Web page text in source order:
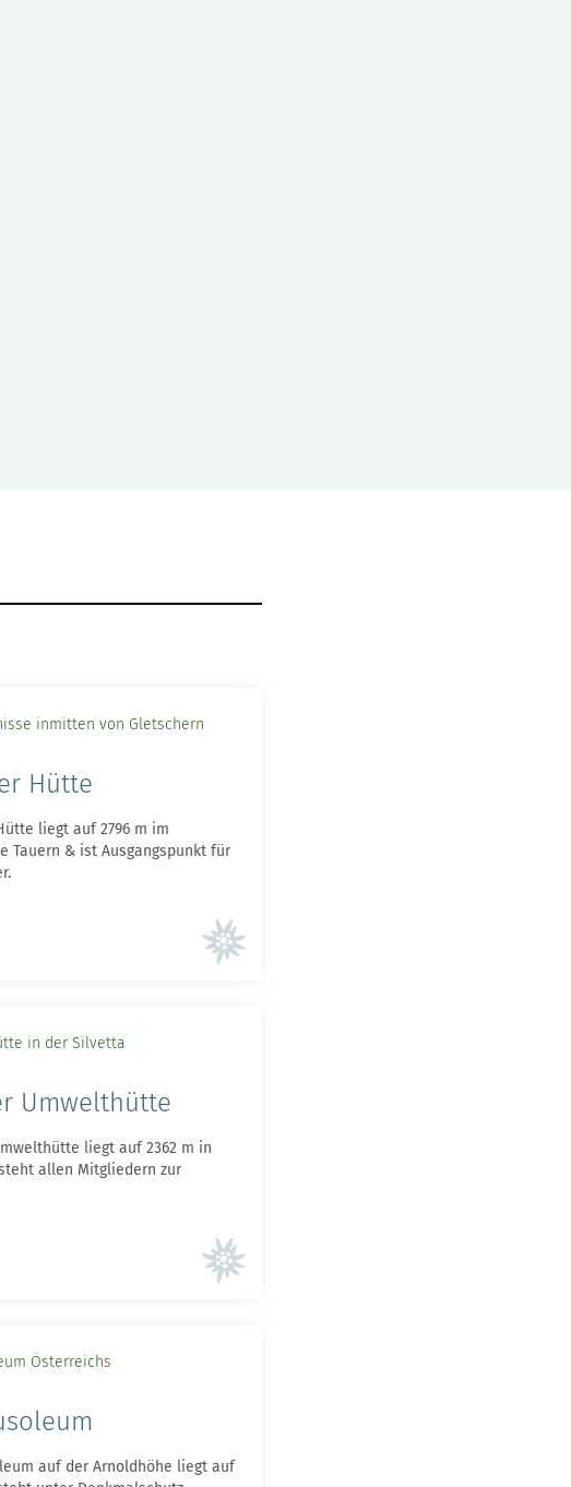
inmitten von Gletschern
Hütte
liegt auf 2796 m im
Tauern & ist Ausgangspunkt für
in der Silvetta
Umwelthütte
liegt auf 2362 m in
allen Mitgliedern zur
Österreichs
auf der Arnoldhöhe liegt auf